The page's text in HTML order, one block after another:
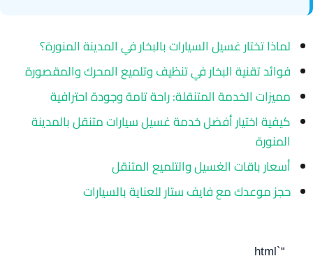
لماذا تختار غسيل السيارات بالبخار في المدينة المنورة؟
فوائد تقنية البخار في تنظيف وتلميع المحرك والمقصورة
مميزات الخدمة المتنقلة: راحة تامة وجودة احترافية
كيفية اختيار أفضل خدمة غسيل سيارات متنقل بالمدينة
المنورة
أسعار باقات الغسيل والتلميع المتنقل
حجز موعدك مع فايف ستار للعناية بالسيارات
“`html